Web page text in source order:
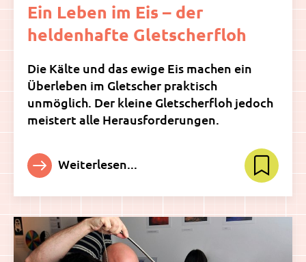
Ein Leben im Eis – der
heldenhafte Gletscherfloh
Die Kälte und das ewige Eis machen ein
Überleben im Gletscher praktisch
unmöglich. Der kleine Gletscherfloh jedoch
meistert alle Herausforderungen.
Weiterlesen...